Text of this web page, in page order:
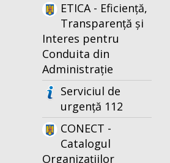
ETICA - Eficiență,
Transparență și
Interes pentru
Conduita din
Administrație
Serviciul de
urgență 112
CONECT -
Catalogul
Organizațiilor